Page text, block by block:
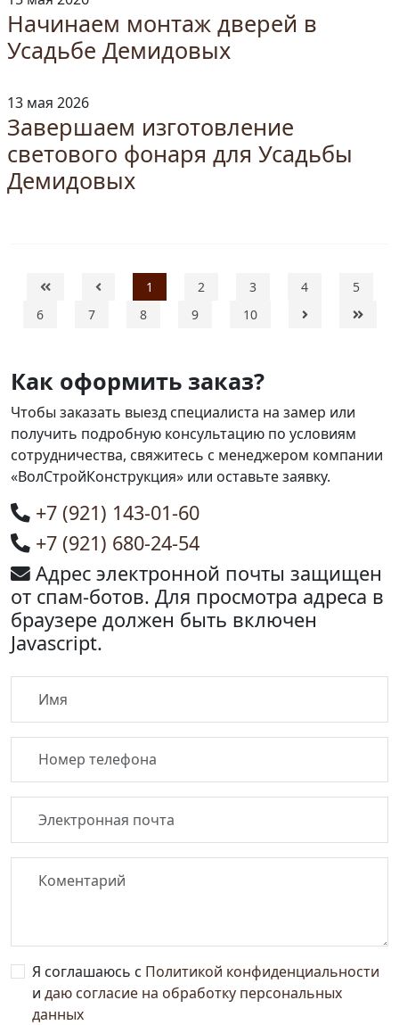
Начинаем монтаж дверей в
Усадьбе Демидовых
13 мая 2026
Завершаем изготовление
светового фонаря для Усадьбы
Демидовых
1 2 3 4
5
6
7 8 9 10
Как оформить заказ?
Чтобы заказать выезд специалиста на замер или
получить подробную консультацию по условиям
сотрудничества, свяжитесь с менеджером компании
«ВолСтройКонструкция» или оставьте заявку.
+7 (921) 143-01-60
+7 (921) 680-24-54
Адрес электронной почты защищен
от спам-ботов. Для просмотра адреса в
браузере должен быть включен
Javascript.
Я соглашаюсь с Политикой конфиденциальности
и даю согласие на обработку персональных
данных